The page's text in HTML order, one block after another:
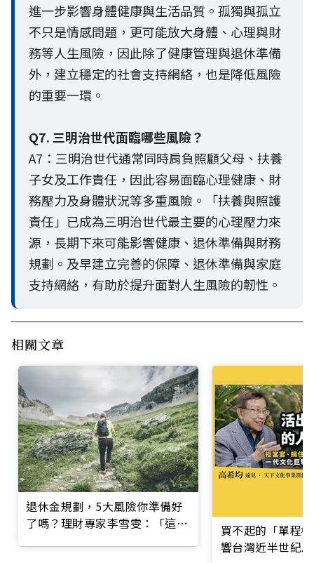
進一步影響身體健康與生活品質。孤獨與孤立
不只是情感問題，更可能放大身體、心理與財
務等人生風險，因此除了健康管理與退休準備
外，建立穩定的社會支持網絡，也是降低風險
的重要一環。
Q7. 三明治世代面臨哪些風險？
A7：三明治世代通常同時肩負照顧父母、扶養
子女及工作責任，因此容易面臨心理健康、財
務壓力及身體狀況等多重風險。「扶養與照護
責任」已成為三明治世代最主要的心理壓力來
源，長期下來可能影響健康、退休準備與財務
規劃。及早建立完善的保障、退休準備與家庭
支持網絡，有助於提升面對人生風險的韌性。
相關文章
退休金規劃，5大風險你準備好
了嗎？理財專家李雪雯：「這階
買不起的「單程
響台灣近半世紀